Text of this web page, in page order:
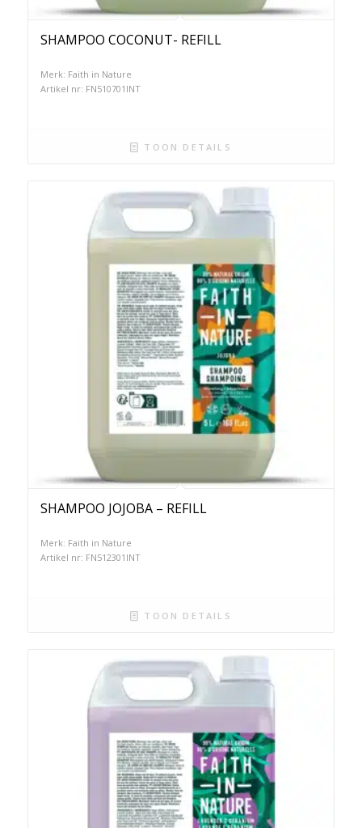
SHAMPOO COCONUT- REFILL
Merk: Faith in Nature
Artikel nr: FN510701INT
TOON DETAILS
SHAMPOO JOJOBA – REFILL
Merk: Faith in Nature
Artikel nr: FN512301INT
TOON DETAILS